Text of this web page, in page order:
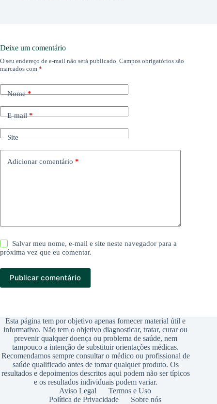
Deixe um comentário
O seu endereço de e-mail não será publicado. Campos obrigatórios são
marcados com *
Nome*
E-mail*
Site
Adicionar comentário *
Salvar meu nome, e-mail e site neste navegador para a
próxima vez que eu comentar.
Publicar comentário
Esta página tem por objetivo apenas fornecer material útil e
informativo. Não tem o objetivo diagnosticar, tratar, curar ou
prevenir qualquer doença ou problema de saúde, nem
tampouco a intenção de substituir orientações médicas.
Recomendamos sempre consultar o médico ou profissional de
saúde qualificado antes de tomar qualquer produto. Os
resultados e depoimentos descritos aqui podem não ser típicos
e os resultados individuais podem variar.
Aviso Legal
Termos e Uso
Política de Privacidade
Sobre nós